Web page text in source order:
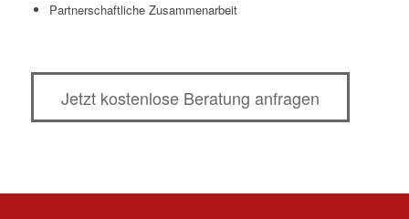
Partnerschaftliche Zusammenarbeit
Jetzt kostenlose Beratung anfragen